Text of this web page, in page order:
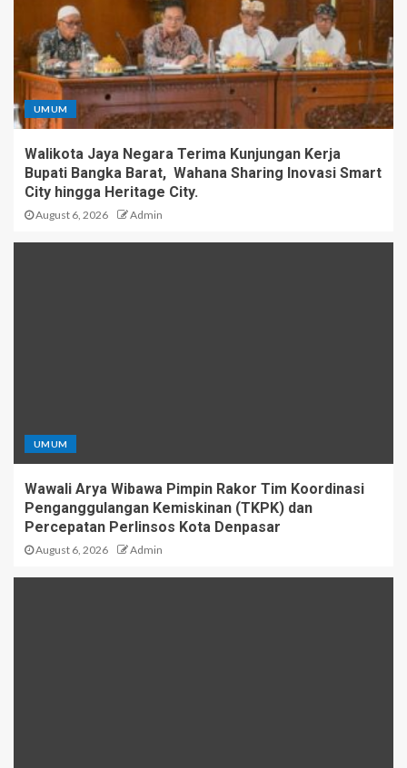
UMUM
Walikota Jaya Negara Terima Kunjungan Kerja
Bupati Bangka Barat, Wahana Sharing Inovasi Smart
City hingga Heritage City.
August 6, 2026 Admin
UMUM
Wawali Arya Wibawa Pimpin Rakor Tim Koordinasi
Penganggulangan Kemiskinan (TKPK) dan
Percepatan Perlinsos Kota Denpasar
August 6, 2026 Admin